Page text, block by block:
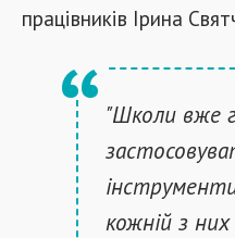
працівників Ірина
"Школи вже
кожній з